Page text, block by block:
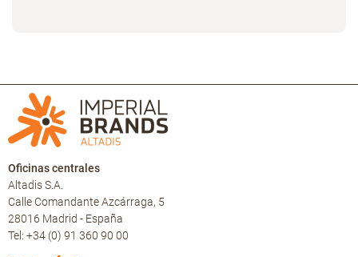
Oficinas centrales
Altadis S.A.
Calle Comandante Azcárraga, 5
28016 Madrid - España
Tel: +34 (0) 91 360 90 00